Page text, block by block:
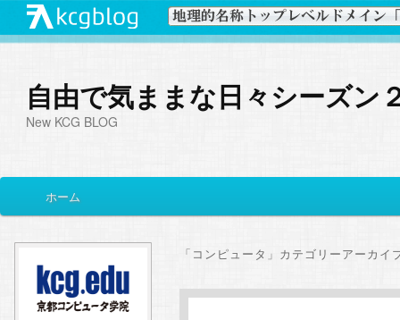
自由で気ままな日々シーズン
New KCG BLOG
イ
メ
イ
ン
サ
ブ
コ
ホーム
「 コンピュータ 」カテゴリーアーカイ